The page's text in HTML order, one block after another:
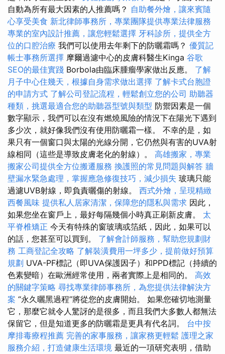
自動為所有最大因素的人推薦嗎？ 自助餐外燴，讓來賓隨
心享受美食 新北律師事務所，專業團隊提供專業法律服務
專業的室內設計推薦，讓您輕鬆選擇 牙科診所，提供全方
位的口腔治療 我們可以使用去年剩下的防曬霜嗎？ 優質記
帳士事務所選擇 摩爾過濾中心的皮膚科醫生Kinga 谷歌
SEO的最佳實踐 Borbola由臨床腫瘤學家做出反應。 了解
月子中心住幾天，根據自身需求做出選擇 了解卡式台胞證
的申請方式 了解公司登記流程，輕鬆創立您的公司 助聽器
種類，挑選最適合您的助聽器型號與類型 防禦因素是一個
數字顯示，我們可以在沒有燃燒風險的情況下在陽光下遇到
多少次，就好像我們沒有使用防曬霜一樣。 不幸的是，如
果只有一個窗口與太陽的光線分開，它仍然與有害的UVA射
線相同（這些是導致皮膚老化的射線）。 高雄搬家，專業
搬家公司提供全方位搬遷服務 換護照的常見問題與解答 牆
壁漏水緊急處理，掌握應急修復技巧，減少損失 玻璃只能
過濾UVB射線，即負責曬傷的射線。 西式外燴，呈現精緻
西餐風味 提供私人居家清潔，保障您的隱私與需求 因此，
如果您坐在窗戶上，最好每隔幾個小時真正刷新皮膚。 太
平脊椎矯正 今天有特殊的窗玻璃或箔紙，因此，如果可以
的話，您甚至可以買到。 了解會計師服務，幫助您規劃財
務 工商登記全攻略 了解裝潢費用一坪多少，提前做好預算
規劃 UVA-PF標記（即UVA保護因子）和PPD標記（持續的
色素變暗）在歐洲經常使用，兩者實際上是相同的。 高效
的關鍵字策略 尋找專業律師事務所，為您提供法律解決方
案 “永久曬黑過程”將從您的皮膚開始。 如果您確切地測量
它，那麼它就令人驚訝的是很多，而且我們大多數人都無法
保留它，但是知道更多的防曬霜是更具有代名詞。 台中按
摩排毒療程推薦 完善的家事服務，讓家務更輕鬆 護理之家
服務介紹，打造健康生活環境 最近的一項研究表明，借助